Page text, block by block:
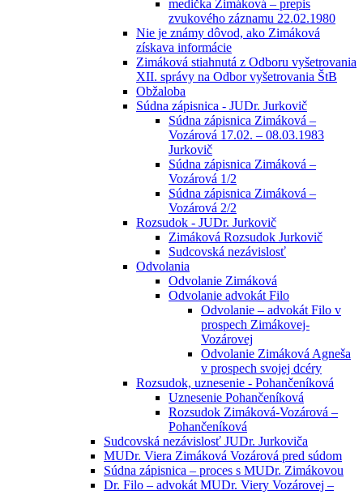
medička Zimáková – prepis
zvukového záznamu 22.02.1980
Nie je známy dôvod, ako Zimáková
získava informácie
Zimáková stiahnutá z Odboru vyšetrovania
XII. správy na Odbor vyšetrovania ŠtB
Obžaloba
Súdna zápisnica - JUDr. Jurkovič
Súdna zápisnica Zimáková –
Vozárová 17.02. – 08.03.1983
Jurkovič
Súdna zápisnica Zimáková –
Vozárová 1/2
Súdna zápisnica Zimáková –
Vozárová 2/2
Rozsudok - JUDr. Jurkovič
Zimáková Rozsudok Jurkovič
Sudcovská nezávislosť
Odvolania
Odvolanie Zimáková
Odvolanie advokát Filo
Odvolanie – advokát Filo v
prospech Zimákovej-
Vozárovej
Odvolanie Zimáková Agneša
v prospech svojej dcéry
Rozsudok, uznesenie - Pohančeníková
Uznesenie Pohančeníková
Rozsudok Zimáková-Vozárová –
Pohančeníková
Sudcovská nezávislosť JUDr. Jurkoviča
MUDr. Viera Zimáková Vozárová pred súdom
Súdna zápisnica – proces s MUDr. Zimákovou
Dr. Filo – advokát MUDr. Viery Vozárovej –